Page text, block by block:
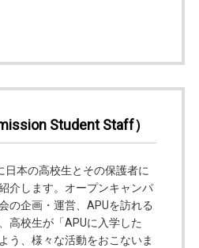
Student Staff）
日本の高校生とその保護者に
介します。オープンキャンパ
の企画・運営、APUを訪れる
高校生が「APUに入学した
う、様々な活動をおこないま